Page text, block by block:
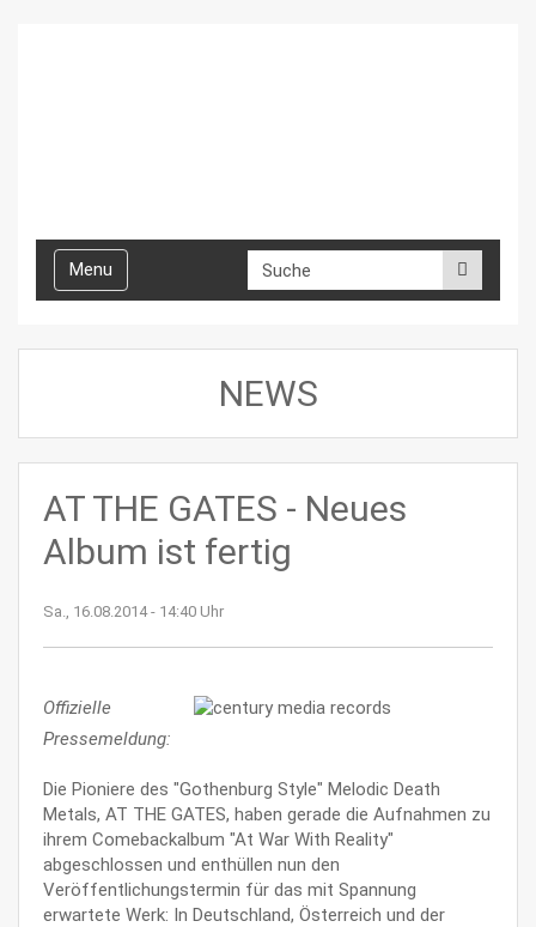
Toggle
navigation
Menu
NEWS
AT THE GATES - Neues
Album ist fertig
Sa., 16.08.2014 - 14:40 Uhr
Offizielle
Pressemeldung:
Die Pioniere des "Gothenburg Style" Melodic Death
Metals, AT THE GATES, haben gerade die Aufnahmen zu
ihrem Comebackalbum "At War With Reality"
abgeschlossen und enthüllen nun den
Veröffentlichungstermin für das mit Spannung
erwartete Werk: In Deutschland, Österreich und der